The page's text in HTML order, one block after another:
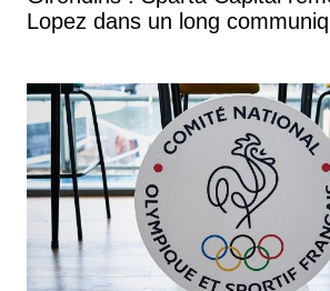
Lopez dans un long